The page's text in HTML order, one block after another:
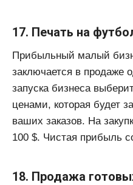
17. Печать на
Прибыльный малый
заключается в продаже
запуска бизнеса
ценами, которая будет
ваших заказов. На
100 $. Чистая прибыль
18. Продажа